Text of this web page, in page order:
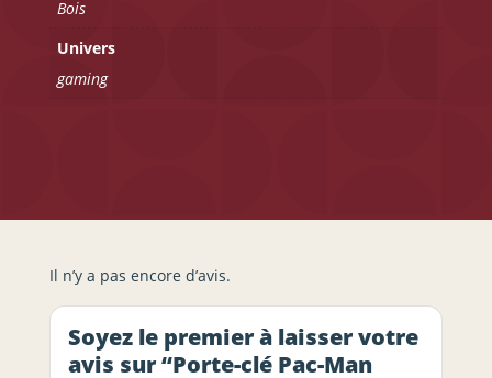
Bois
Univers
gaming
Il n’y a pas encore d’avis.
Soyez le premier à laisser votre
avis sur “Porte-clé Pac-Man